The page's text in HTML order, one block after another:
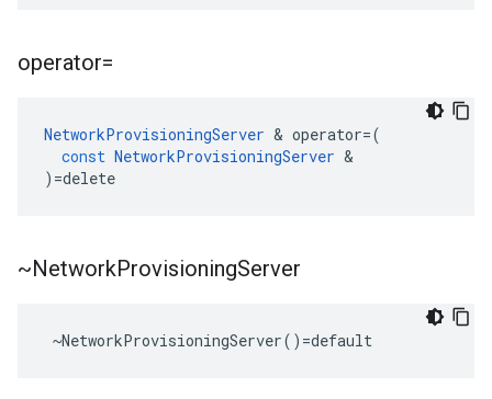
operator=
NetworkProvisioningServer & operator=(
const NetworkProvisioningServer &
) =delete
~NetworkProvisioningServer
~NetworkProvisioningServer()=default